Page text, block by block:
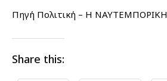
Πηγή Πολιτική – Η ΝΑΥΤΕΜΠΟΡΙΚΗ
Share this: